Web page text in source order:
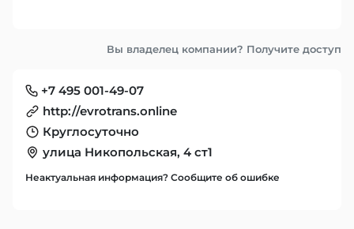
Вы владелец компании? Получите доступ
+7 495 001-49-07
http://evrotrans.online
Круглосуточно
улица Никопольская, 4 ст1
Неактуальная информация? Сообщите об ошибке